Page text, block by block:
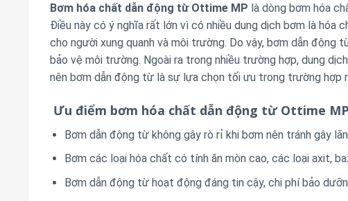
Bơm hóa chất dẫn động từ Ottime MP là dòng bơm hóa
Điều này có ý nghĩa rất lớn vì có nhiều dung dịch bơm là hóa
cho người xung quanh và môi trường. Do vậy, bơm dẫn
bảo vệ môi trường. Ngoài ra trong nhiều trường hợp, dung
nên bơm dẫn động từ là sự lựa chọn tối ưu trong trường hợp
Ưu điểm bơm hóa chất dẫn động từ Ottime MP
Bơm dẫn động từ không gây rò rỉ khi bơm nên tránh gây
Bơm các loại hóa chất có tính ăn mòn cao, các loại axit,
Bơm dẫn động từ hoạt động đáng tin cậy, chi phí bảo